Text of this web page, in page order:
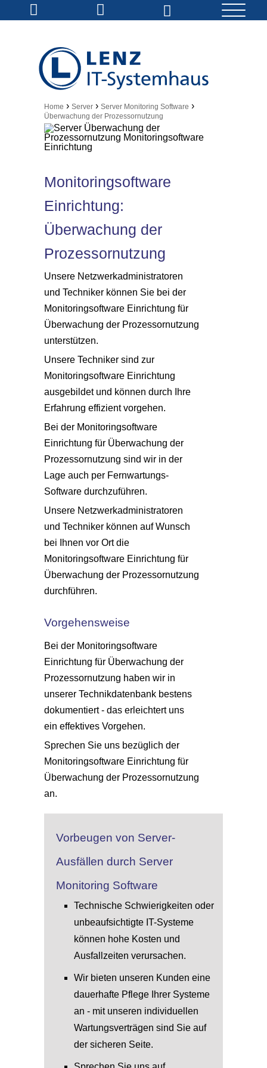
Home › Server › Server Monitoring Software ›
Überwachung der Prozessornutzung
Monitoringsoftware
Einrichtung:
Überwachung der
Prozessornutzung
Unsere Netzwerkadministratoren
und Techniker können Sie bei der
Monitoringsoftware Einrichtung für
Überwachung der Prozessornutzung
unterstützen.
Unsere Techniker sind zur
Monitoringsoftware Einrichtung
ausgebildet und können durch Ihre
Erfahrung effizient vorgehen.
Bei der Monitoringsoftware
Einrichtung für Überwachung der
Prozessornutzung sind wir in der
Lage auch per Fernwartungs-
Software durchzuführen.
Unsere Netzwerkadministratoren
und Techniker können auf Wunsch
bei Ihnen vor Ort die
Monitoringsoftware Einrichtung für
Überwachung der Prozessornutzung
durchführen.
Vorgehensweise
Bei der Monitoringsoftware
Einrichtung für Überwachung der
Prozessornutzung haben wir in
unserer Technikdatenbank bestens
dokumentiert - das erleichtert uns
ein effektives Vorgehen.
Sprechen Sie uns bezüglich der
Monitoringsoftware Einrichtung für
Überwachung der Prozessornutzung
an.
Vorbeugen von Server-
Ausfällen durch Server
Monitoring Software
Technische Schwierigkeiten oder
unbeaufsichtigte IT-Systeme
können hohe Kosten und
Ausfallzeiten verursachen.
Wir bieten unseren Kunden eine
dauerhafte Pflege Ihrer Systeme
an - mit unseren individuellen
Wartungsverträgen sind Sie auf
der sicheren Seite.